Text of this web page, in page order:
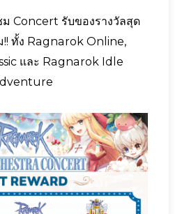
ม Concert รับของรางวัลสุด
!! ทั้ง Ragnarok Online,
และ Ragnarok Idle